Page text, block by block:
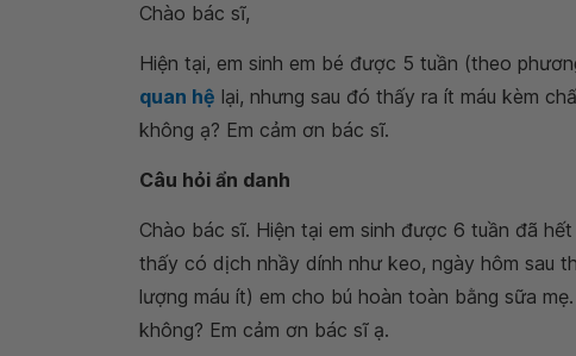
Chào bác sĩ,
Hiện tại, em sinh em bé được 5 tuần (theo
quan hệ lại, nhưng sau đó thấy ra ít máu kèm
không ạ? Em cảm ơn bác sĩ.
Câu hỏi ẩn danh
Chào bác sĩ. Hiện tại em sinh được 6 tuần đã
thấy có dịch nhầy dính như keo, ngày hôm sau
lượng máu ít) em cho bú hoàn toàn bằng sữa
không? Em cảm ơn bác sĩ ạ.